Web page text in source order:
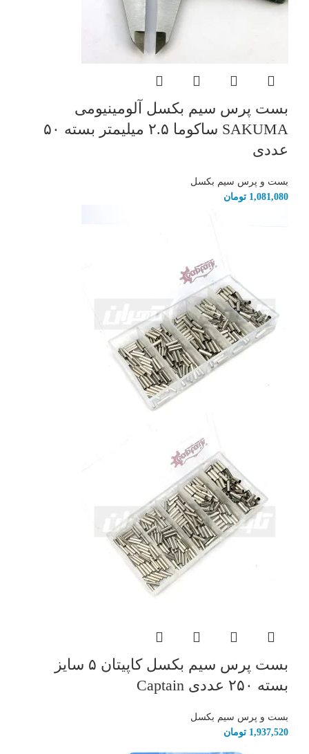
بست پرس سیم بکسل آلومینیومی
SAKUMA ساکوما ۲.۵ میلیمتر بسته ۵۰
عددی
بست و پرس سیم بکسل
1,081,080 تومان
بست پرس سیم بکسل کاپیتان ۵ سایز
بسته ۲۵۰ عددی Captain
بست و پرس سیم بکسل
1,937,520 تومان